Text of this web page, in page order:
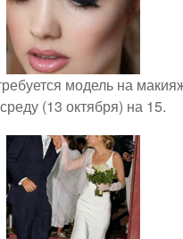
модель на
(13 октября) на 15.